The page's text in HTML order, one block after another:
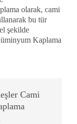
olarak, cami
bu tür
şekilde
Kaplama
Cami